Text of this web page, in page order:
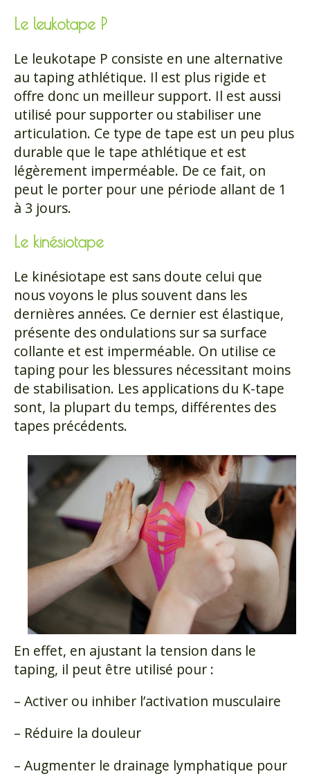
Le leukotape P
Le leukotape P consiste en une alternative
au taping athlétique. Il est plus rigide et
offre donc un meilleur support. Il est aussi
utilisé pour supporter ou stabiliser une
articulation. Ce type de tape est un peu plus
durable que le tape athlétique et est
légèrement imperméable. De ce fait, on
peut le porter pour une période allant de 1
à 3 jours.
Le kinésiotape
Le kinésiotape est sans doute celui que
nous voyons le plus souvent dans les
dernières années. Ce dernier est élastique,
présente des ondulations sur sa surface
collante et est imperméable. On utilise ce
taping pour les blessures nécessitant moins
de stabilisation. Les applications du K-tape
sont, la plupart du temps, différentes des
tapes précédents.
En effet, en ajustant la tension dans le
taping, il peut être utilisé pour :
– Activer ou inhiber l’activation musculaire
– Réduire la douleur
– Augmenter le drainage lymphatique pour